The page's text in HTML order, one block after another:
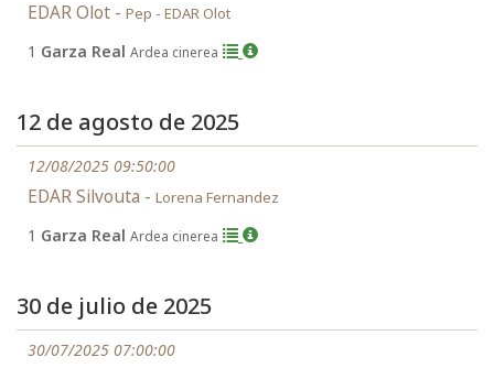
EDAR Olot - Pep - EDAR Olot
1 Garza Real Ardea cinerea
12 de agosto de 2025
12/08/2025 09:50:00
EDAR Silvouta - Lorena Fernandez
1 Garza Real Ardea cinerea
30 de julio de 2025
30/07/2025 07:00:00